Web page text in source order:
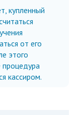
купленный
от его
этого
кассиром.